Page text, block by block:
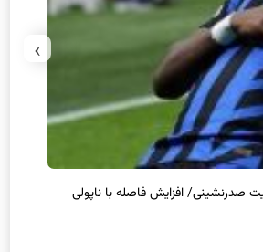
صدرنشینی/ افزایش فاصله با ناپولی
›